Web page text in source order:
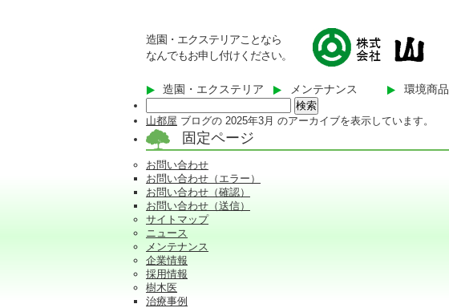
造園・エクステリアことなら
なんでもお申し付けください。
造園・エクステリア メンテナンス 環境商品
検
索:
山都屋 ブログの 2025年3月 のアーカイブを表示しています。
固定ページ
お問い合わせ
お問い合わせ（エラー）
お問い合わせ（確認）
お問い合わせ（送信）
サイトマップ
ニュース
メンテナンス
企業情報
採用情報
樹木医
治療事例